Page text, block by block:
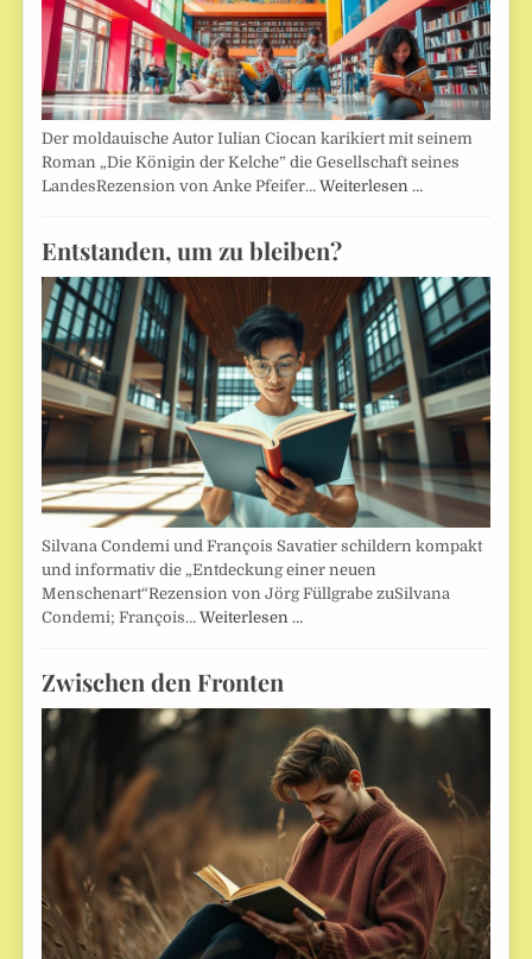
Der moldauische Autor Iulian Ciocan karikiert mit seinem
Roman „Die Königin der Kelche” die Gesellschaft seines
LandesRezension von Anke Pfeifer…Weiterlesen …
Entstanden, um zu bleiben?
Silvana Condemi und François Savatier schildern kompakt
und informativ die „Entdeckung einer neuen
Menschenart“Rezension von Jörg Füllgrabe zuSilvana
Condemi; François…Weiterlesen …
Zwischen den Fronten